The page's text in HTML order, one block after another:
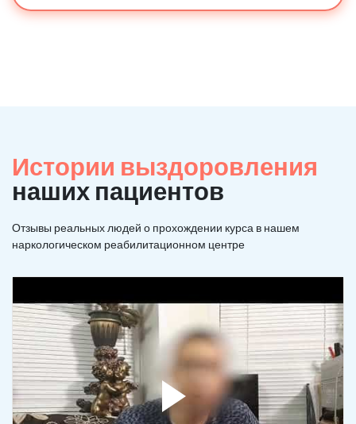
Истории выздоровления
наших пациентов
Отзывы реальных людей о прохождении курса в нашем
наркологическом реабилитационном центре